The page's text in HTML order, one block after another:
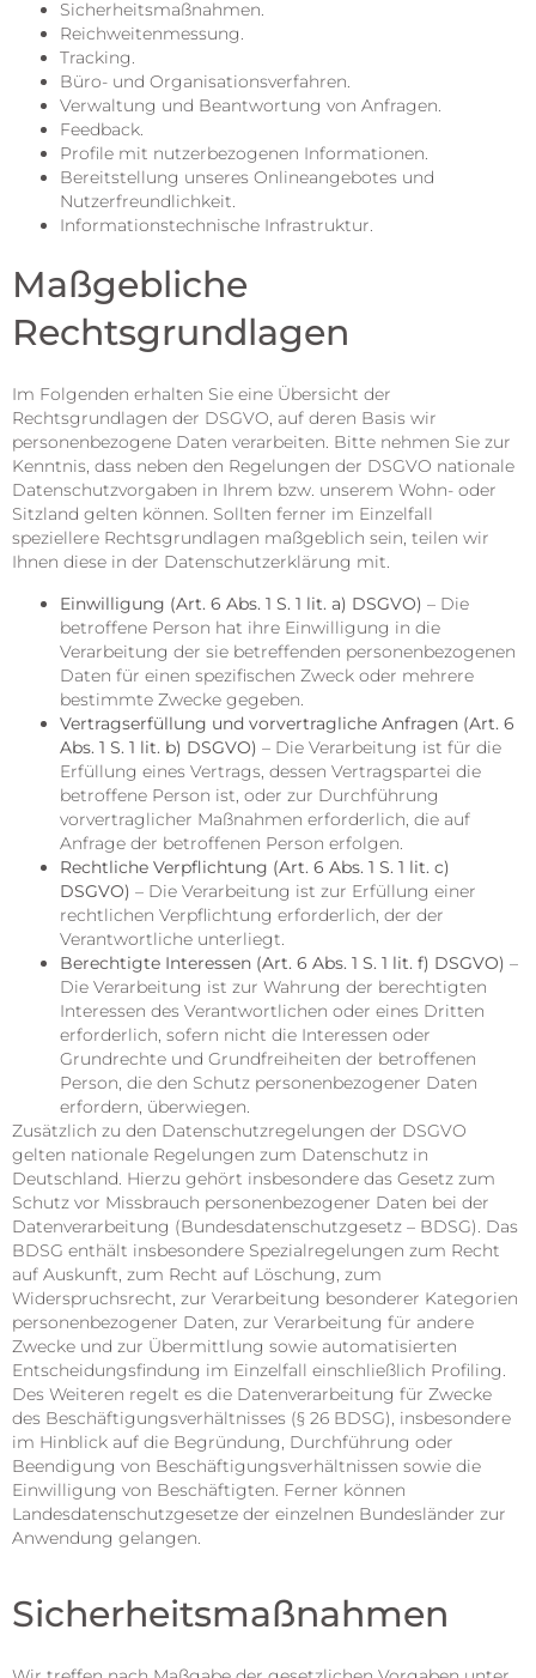
Sicherheitsmaßnahmen.
Reichweitenmessung.
Tracking.
Büro- und Organisationsverfahren.
Verwaltung und Beantwortung von Anfragen.
Feedback.
Profile mit nutzerbezogenen Informationen.
Bereitstellung unseres Onlineangebotes und
Nutzerfreundlichkeit.
Informationstechnische Infrastruktur.
Maßgebliche
Rechtsgrundlagen
Im Folgenden erhalten Sie eine Übersicht der
Rechtsgrundlagen der DSGVO, auf deren Basis wir
personenbezogene Daten verarbeiten. Bitte nehmen Sie zur
Kenntnis, dass neben den Regelungen der DSGVO nationale
Datenschutzvorgaben in Ihrem bzw. unserem Wohn- oder
Sitzland gelten können. Sollten ferner im Einzelfall
speziellere Rechtsgrundlagen maßgeblich sein, teilen wir
Ihnen diese in der Datenschutzerklärung mit.
Einwilligung (Art. 6 Abs. 1 S. 1 lit. a) DSGVO) – Die
betroffene Person hat ihre Einwilligung in die
Verarbeitung der sie betreffenden personenbezogenen
Daten für einen spezifischen Zweck oder mehrere
bestimmte Zwecke gegeben.
Vertragserfüllung und vorvertragliche Anfragen (Art. 6
Abs. 1 S. 1 lit. b) DSGVO) – Die Verarbeitung ist für die
Erfüllung eines Vertrags, dessen Vertragspartei die
betroffene Person ist, oder zur Durchführung
vorvertraglicher Maßnahmen erforderlich, die auf
Anfrage der betroffenen Person erfolgen.
Rechtliche Verpflichtung (Art. 6 Abs. 1 S. 1 lit. c)
DSGVO) – Die Verarbeitung ist zur Erfüllung einer
rechtlichen Verpflichtung erforderlich, der der
Verantwortliche unterliegt.
Berechtigte Interessen (Art. 6 Abs. 1 S. 1 lit. f) DSGVO) –
Die Verarbeitung ist zur Wahrung der berechtigten
Interessen des Verantwortlichen oder eines Dritten
erforderlich, sofern nicht die Interessen oder
Grundrechte und Grundfreiheiten der betroffenen
Person, die den Schutz personenbezogener Daten
erfordern, überwiegen.
Zusätzlich zu den Datenschutzregelungen der DSGVO
gelten nationale Regelungen zum Datenschutz in
Deutschland. Hierzu gehört insbesondere das Gesetz zum
Schutz vor Missbrauch personenbezogener Daten bei der
Datenverarbeitung (Bundesdatenschutzgesetz – BDSG). Das
BDSG enthält insbesondere Spezialregelungen zum Recht
auf Auskunft, zum Recht auf Löschung, zum
Widerspruchsrecht, zur Verarbeitung besonderer Kategorien
personenbezogener Daten, zur Verarbeitung für andere
Zwecke und zur Übermittlung sowie automatisierten
Entscheidungsfindung im Einzelfall einschließlich Profiling.
Des Weiteren regelt es die Datenverarbeitung für Zwecke
des Beschäftigungsverhältnisses (§ 26 BDSG), insbesondere
im Hinblick auf die Begründung, Durchführung oder
Beendigung von Beschäftigungsverhältnissen sowie die
Einwilligung von Beschäftigten. Ferner können
Landesdatenschutzgesetze der einzelnen Bundesländer zur
Anwendung gelangen.
Sicherheitsmaßnahmen